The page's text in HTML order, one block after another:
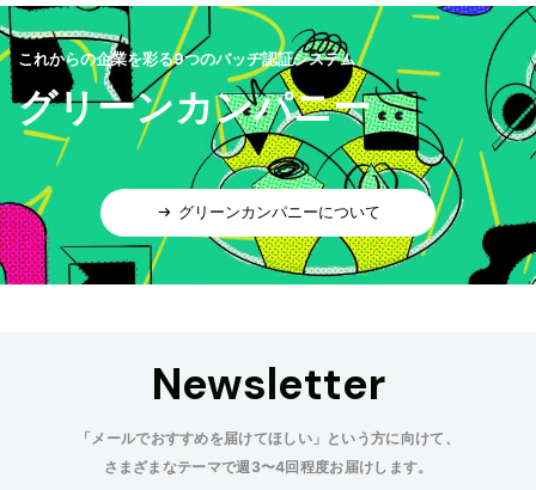
これからの企業を彩る9つのバッヂ認証システム
グリーンカンパニー
グリーンカンパニーについて
Newsletter
「メールでおすすめを届けてほしい」という方に向けて、
さまざまなテーマで週3〜4回程度お届けします。